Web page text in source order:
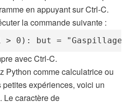
en appuyant sur Ctrl-C.
la commande suivante :
> 0): but = "Gaspillage du
avec Ctrl-C.
Python comme calculatrice ou
expériences, voici un
Le caractère de